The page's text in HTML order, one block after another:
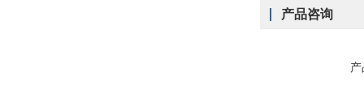
产品咨询